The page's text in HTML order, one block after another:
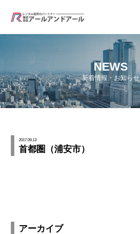
アールアンドアールとは
アールマン育成
NEWS
新着情報・お知らせ
2017.09.13
首都圏（浦安市）
アーカイブ